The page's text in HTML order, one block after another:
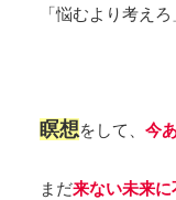
「悩むより考えろ
瞑想をして、 今
まだ来ない未来